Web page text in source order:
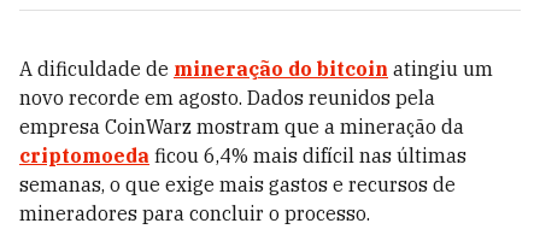
A dificuldade de mineração do bitcoin atingiu um
novo recorde em agosto. Dados reunidos pela
empresa CoinWarz mostram que a mineração da
criptomoeda ficou 6,4% mais difícil nas últimas
semanas, o que exige mais gastos e recursos de
mineradores para concluir o processo.